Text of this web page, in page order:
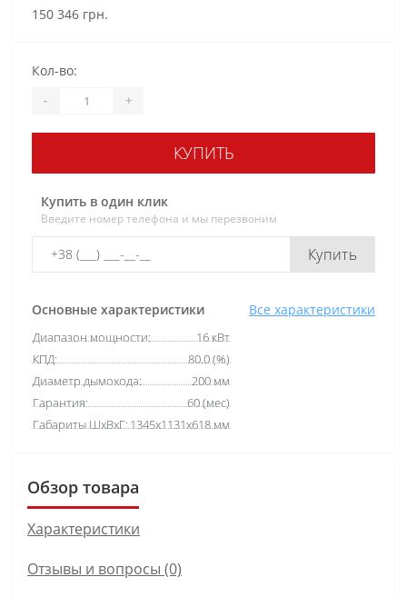
150 346 грн.
Основные характеристики Все характеристики
Диапазон мощности:
16 кВт
КПД:
80.0 (%)
Диаметр дымохода:
200 мм
Гарантия:
60 (мес)
Габариты ШхВхГ:1345х1131х618 мм
Кол-во:
- +
КУПИТЬ
Купить в один клик
Введите номер телефона и мы перезвоним
Купить
Обзор товара
Характеристики
Отзывы и вопросы (0)